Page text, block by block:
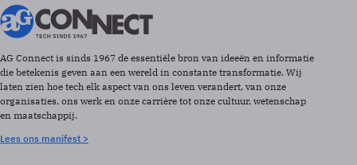
AG Connect is sinds 1967 de essentiële bron van ideeën en informatie
die betekenis geven aan een wereld in constante transformatie. Wij
laten zien hoe tech elk aspect van ons leven verandert, van onze
organisaties, ons werk en onze carrière tot onze cultuur, wetenschap
en maatschappij.
Lees ons manifest >